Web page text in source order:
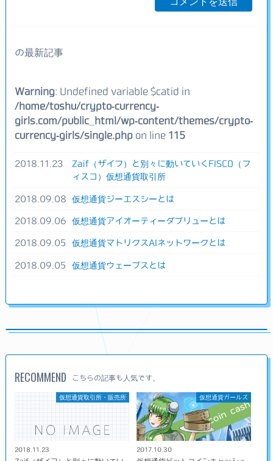
の最新記事
Warning: Undefined variable $catid in
/home/toshu/crypto-currency-
girls.com/public_html/wp-content/themes/crypto-
currency-girls/single.php on line 115
2018.11.23
Zaif（ザイフ）と別々に動いていくFISCO（フ
ィスコ）仮想通貨取引所
2018.09.08 仮想通貨ジーエスシーとは
2018.09.06 仮想通貨アイオーティーダブリューとは
2018.09.05 仮想通貨マトリクスAIネットワークとは
2018.09.05 仮想通貨ウェーブスとは
RECOMMEND こちらの記事も人気です。
仮想通貨取引所・販売所
2018.11.23
仮想通貨ガールズ
2017.10.30